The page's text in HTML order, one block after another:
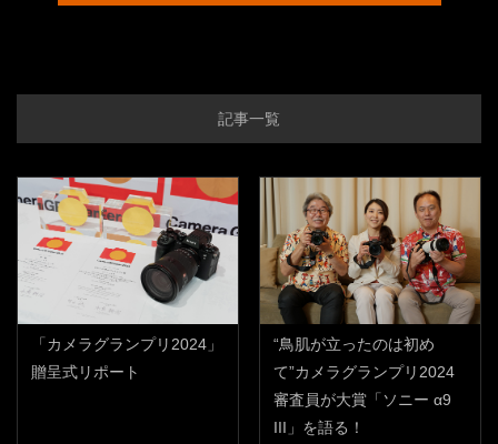
記事一覧
「カメラグランプリ2024」
贈呈式リポート
“鳥肌が立ったのは初め
て”カメラグランプリ2024
審査員が大賞「ソニー α9
III」を語る！